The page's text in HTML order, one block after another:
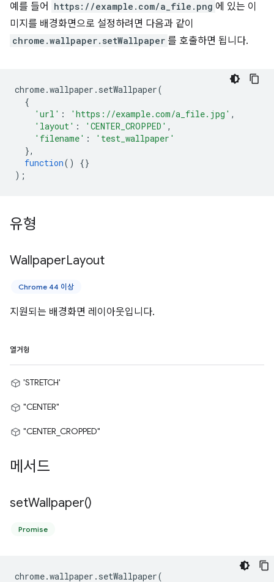
예를 들어 https://example.com/a_file.png 에 있는 이
미지를 배경화면으로 설정하려면 다음과 같이
chrome.wallpaper.setWallpaper 를 호출하면 됩니다.
chrome.wallpaper . setWallpaper(
{
'url' : 'https://example.com/a_file.jpg' ,
'layout' : 'CENTER_CROPPED' ,
'filename' :
'test_wallpaper'
},
function()
{}
);
유형
WallpaperLayout
Chrome 44 이상
지원되는 배경화면 레이아웃입니다.
열거형
'STRETCH'
"CENTER"
"CENTER_CROPPED"
메서드
setWallpaper()
Promise
chrome.wallpaper . setWallpaper(